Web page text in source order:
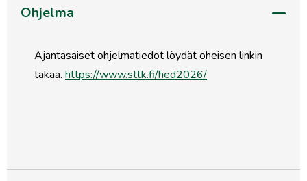
Ohjelma
Ajantasaiset ohjelmatiedot löydät oheisen linkin
takaa. https://www.sttk.fi/hed2026/